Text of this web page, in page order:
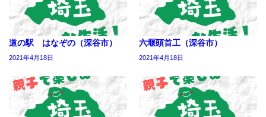
道の駅 はなぞの（深谷市）
2021年4月18日
六堰頭首工（深谷市）
2021年4月18日